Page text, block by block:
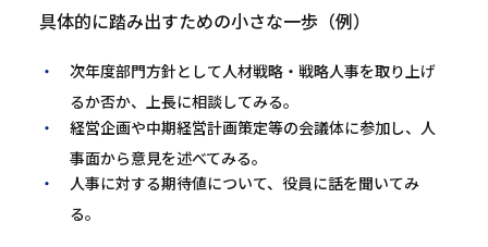
具体的に踏み出すための小さな一歩（例）
次年度部門方針として人材戦略・戦略人事を取り上げ
るか否か、上長に相談してみる。
経営企画や中期経営計画策定等の会議体に参加し、人
事面から意見を述べてみる。
人事に対する期待値について、役員に話を聞いてみ
る。